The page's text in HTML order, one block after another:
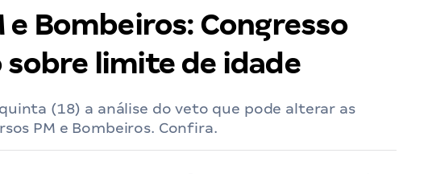
e Bombeiros: Congresso
sobre limite de idade
(18) a análise do veto que pode alterar as
PM e Bombeiros. Confira.